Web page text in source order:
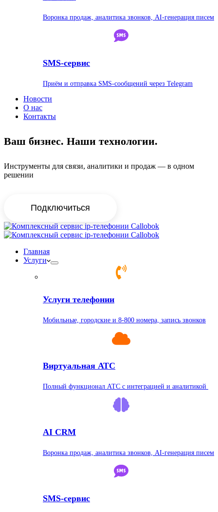
Воронка продаж, аналитика звонков, AI-генерация писем
SMS-сервис
Приём и отправка SMS-сообщений через Telegram
Новости
О нас
Контакты
Ваш бизнес. Наши технологии.
Инструменты для связи, аналитики и продаж — в одном
решении
Подключиться
Главная
Услуги
Услуги телефонии
Мобильные, городские и 8-800 номера, запись звонков
Виртуальная АТС
Полный функционал АТС с интеграцией и аналитикой
AI CRM
Воронка продаж, аналитика звонков, AI-генерация писем
SMS-сервис